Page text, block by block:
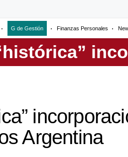
G de Gestión Finanzas Personales
Argentina